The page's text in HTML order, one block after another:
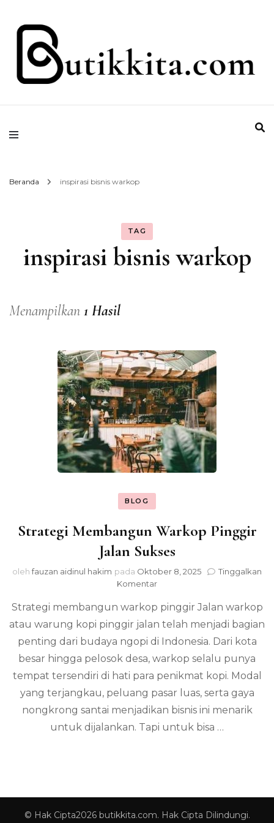
butikkita.com
Beranda inspirasi bisnis warkop
TAG
inspirasi bisnis warkop
Menampilkan 1 Hasil
BLOG
Strategi Membangun Warkop Pinggir
Jalan Sukses
olehfauzan aidinul hakim pada Oktober 8, 2025
Tinggalkan
Komentarpada
Membangun
Warkop
Jalan
Sukses
Strategi membangun warkop pinggir Jalan warkop
atau warung kopi pinggir jalan telah menjadi bagian
penting dari budaya ngopi di Indonesia. Dari kota
besar hingga pelosok desa, warkop selalu punya
tempat tersendiri di hati para penikmat kopi. Modal
yang terjangkau, peluang pasar luas, serta gaya
nongkrong santai menjadikan bisnis ini menarik
untuk dijalankan. Tapi untuk bisa …
© Hak Cipta2026 butikkita.com. Hak Cipta Dilindungi.